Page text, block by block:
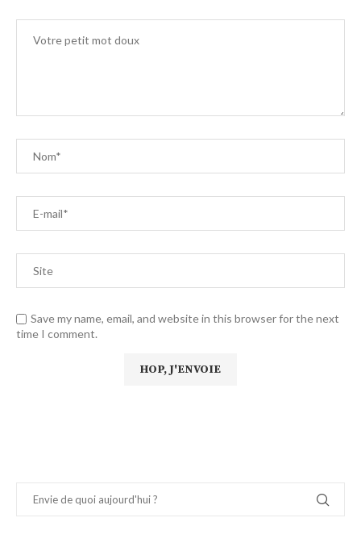
Save my name, email, and website in this browser for the next
time I comment.